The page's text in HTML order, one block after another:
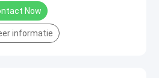
Now
informatie